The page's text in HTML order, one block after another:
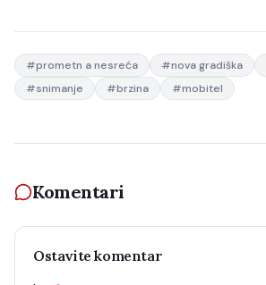
#prometn a nesreća #nova gradiška
#snimanje #brzina #mobitel
Komentari
Ostavite komentar